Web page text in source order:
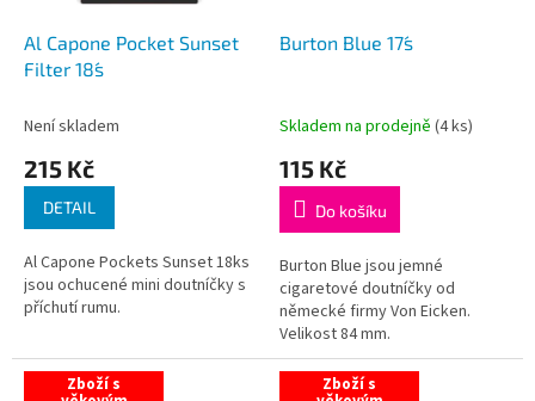
Al Capone Pocket Sunset
Filter 18´s
Není skladem
215 Kč
DETAIL
Al Capone Pockets Sunset 18ks
jsou ochucené mini doutníčky s
příchutí rumu.
Burton Blue 17´s
Skladem na prodejně (4 ks)
115 Kč
Do košíku
Burton Blue jsou jemné
cigaretové doutníčky od
německé firmy Von Eicken.
Velikost 84 mm.
Zboží s Zboží s